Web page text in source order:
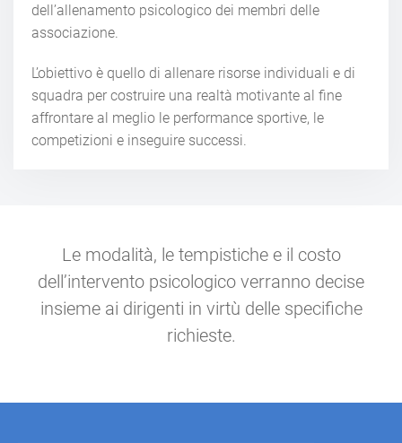
dell’allenamento psicologico dei membri delle
associazione.
L’obiettivo è quello di allenare risorse individuali e di
squadra per costruire una realtà motivante al fine
affrontare al meglio le performance sportive, le
competizioni e inseguire successi.
Le modalità, le tempistiche e il costo
dell’intervento psicologico verranno decise
insieme ai dirigenti in virtù delle specifiche
richieste.